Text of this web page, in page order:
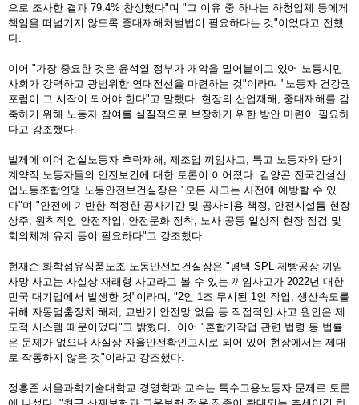
으로 조사한 결과 79.4% 찬성했다"며 "그 이유 중 하나는 하청업체 등에게
책임을 떠넘기지 않도록 중대재해처벌법이 필요하다는 것"이었다고 전했
다.
이어 "가장 중요한 것은 윤석열 정부가 개악을 밀어붙이고 있어 노동시민
사회가 강력하고 광범위한 연대전선을 마련하는 것"이라며 "노동자 건강권
포럼이 그 시작이 되어야 한다"고 말했다. 현장의 산업재해, 중대재해를 감
축하기 위해 노동자 참여를 실질적으로 보장하기 위한 방안 마련이 필요하
다고 강조했다.
발제에 이어 건설노동자 추락재해, 제조업 끼임사고, 특고 노동자와 단기
계약직 노동자들의 안전보건에 대한 토론이 이어졌다. 김양곤 전국건설산
업노동조합연맹 노동안전보건실장은 "모든 사고는 사전에 예방할 수 있
다"며 "안전에 기반한 적정한 공사기간 및 공사비용 책정, 안전시설틈 현장
상주, 원칙적인 안전작업, 안전문화 정착, 노사 공동 일상적 현장 점검 및
회의체계 유지 등이 필요하다"고 강조했다.
현재순 화학섬유식품노조 노동안전보건실장은 "평택 SPL 제빵공장 끼임
사망 사고는 사실상 재래형 사고라고 볼 수 있는 끼임사고가 2022년 대한
민국 대기업에서 발생한 것"이라며, "2인 1조 무시된 1인 작업, 생산속도를
위해 자동멈춤장치 해제, 교반기 안전망 없음 등 직접적인 사고 원인은 제
도적 시스템 때문이었다"고 밝혔다. 이어 "혼합기작업 관련 법령 등 법률
은 문제가 없으나 사실상 자율안전확인고시로 되어 있어 현장에서는 제대
로 작동하지 않은 것"이라고 강조했다.
정흥준 서울과학기술대학교 경영학과 교수는 특수고용노동자 문제로 토론